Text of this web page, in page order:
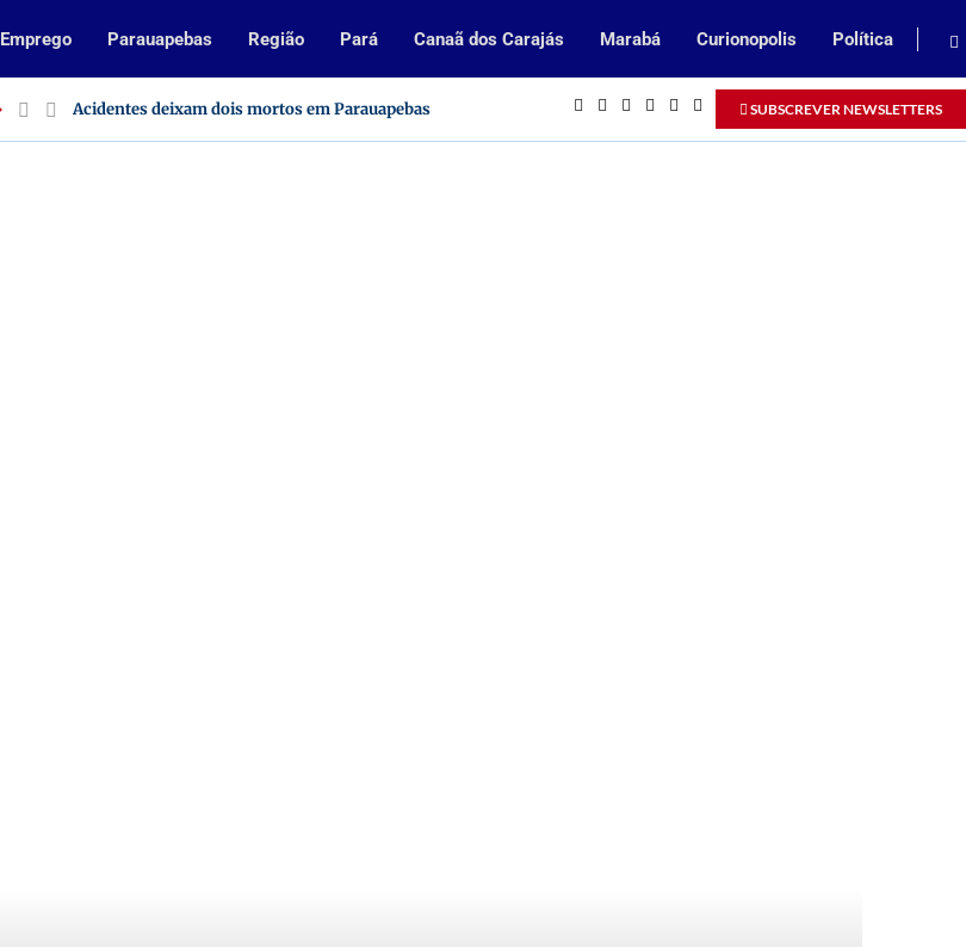
Emprego Parauapebas Região Pará Canaã dos Carajás Marabá Curionopolis Política
Acidentes deixam dois mortos em Parauapebas Inscrições abertas para processo
SUBSCREVER NEWSLETTERS